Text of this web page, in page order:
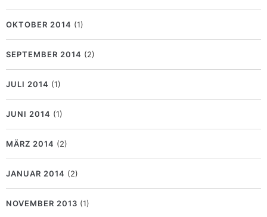
OKTOBER 2014 (1)
SEPTEMBER 2014 (2)
JULI 2014 (1)
JUNI 2014 (1)
MÄRZ 2014 (2)
JANUAR 2014 (2)
NOVEMBER 2013 (1)